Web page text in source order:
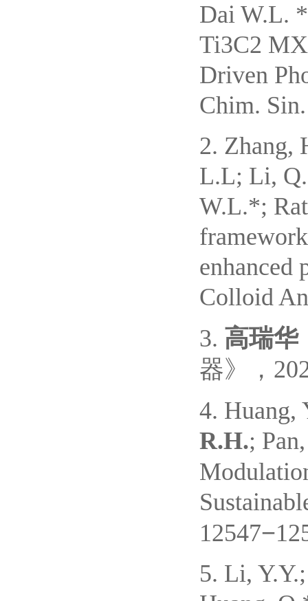
Dai W.L.
Ti3C2
Driven
Chim.
2. Zhang,
L.L; Li,
W.L.*;
enhanced
Colloid
3. 高瑞华
器》，
4. Huang,
R.H.;
12547−
5. Li,